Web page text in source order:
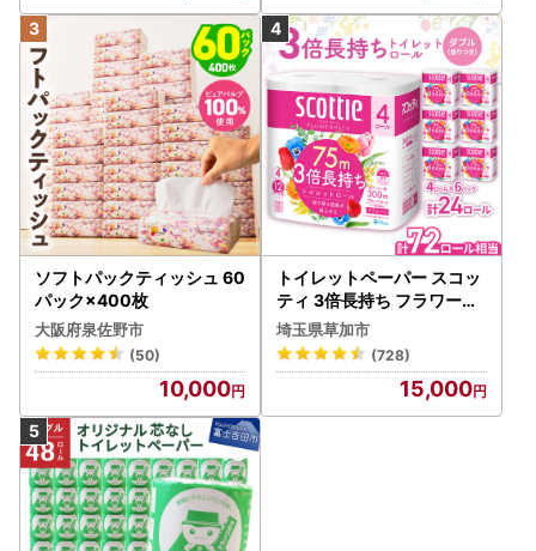
ソフトパックティッシュ 60
パック×400枚
大阪府泉佐野市
(50)
10,000
トイレットペーパー スコッ
ティ 3倍長持ち フラワーパ
ック 4ロール×6P
埼玉県草加市
(728)
15,000